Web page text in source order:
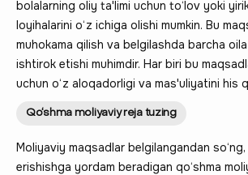
bolalarning oliy ta'limi uchun to‘lov yoki
loyihalarini o‘z ichiga olishi mumkin. Bu
muhokama qilish va belgilashda barcha
ishtirok etishi muhimdir. Har biri bu
uchun o‘z aloqadorligi va mas'uliyatini his
Qo‘shma moliyaviy reja tuzing
Moliyaviy maqsadlar belgilangandan
erishishga yordam beradigan qo‘shma